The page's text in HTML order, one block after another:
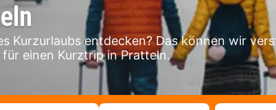
Kurzurlaubs entdecken? Das können wir
einen Kurztrip in Pratteln.